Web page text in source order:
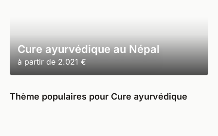
Cure ayurvédique au Népal
à partir de 2.021 €
Thème populaires pour Cure ayurvédique